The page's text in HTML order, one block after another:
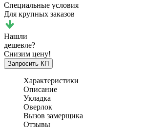
Специальные условия
Для крупных заказов
Нашли
дешевле?
Снизим цену!
Запросить КП
Характеристики
Описание
Укладка
Оверлок
Вызов замерщика
Отзывы